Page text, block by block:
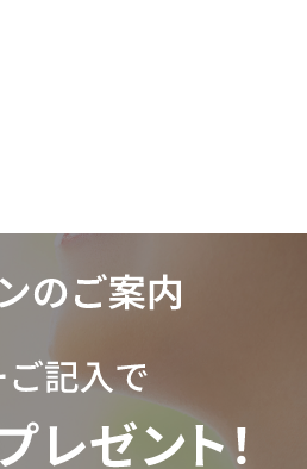
大容量